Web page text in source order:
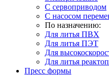
С сервоприводом
С насосом
По назначению:
Для литья ПВХ
Для литья ПЭТ
Для
Для литья
Пресс формы